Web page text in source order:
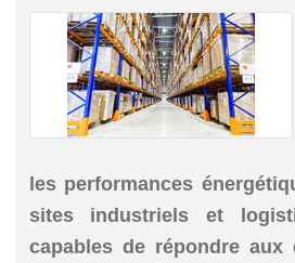
les performances
sites industriels et
capables de répondre aux